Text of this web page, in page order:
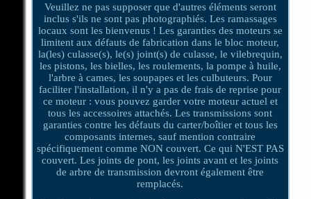
Veuillez ne pas supposer que d'autres éléments seront
inclus s'ils ne sont pas photographiés. Les ramassages
locaux sont les bienvenus ! Les garanties des moteurs se
limitent aux défauts de fabrication dans le bloc moteur,
la(les) culasse(s), le(s) joint(s) de culasse, le vilebrequin,
les pistons, les bielles, les roulements, la pompe à huile,
l'arbre à cames, les soupapes et les culbuteurs. Pour
faciliter l'installation, il n'y a pas de frais de reprise pour
ce moteur : vous pouvez garder votre moteur actuel et
tous les accessoires attachés. Les transmissions sont
garanties contre les défauts du carter/boîtier et tous les
composants internes, sauf mention contraire
spécifiquement comme NON couvert. Ce qui N'EST PAS
couvert. Les joints de pont, les joints avant et les joints
de arbre de transmission devront également être
remplacés.